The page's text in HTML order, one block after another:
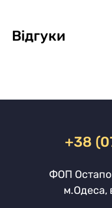
Відгуки
+38
ФОП
м.Одеса,